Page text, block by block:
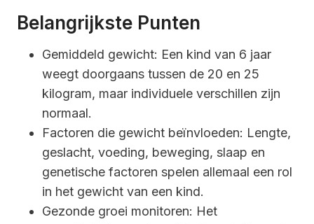
Belangrijkste Punten
Gemiddeld gewicht: Een kind van 6 jaar
weegt doorgaans tussen de 20 en 25
kilogram, maar individuele verschillen zijn
normaal.
Factoren die gewicht beïnvloeden: Lengte,
geslacht, voeding, beweging, slaap en
genetische factoren spelen allemaal een rol
in het gewicht van een kind.
Gezonde groei monitoren: Het